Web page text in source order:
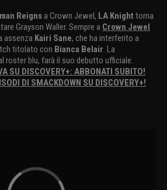
Reigns a Crown Jewel, LA Knight torna
Grayson Waller. Sempre a Crown Jewel
assenza Kairi Sane, che ha interferito a
titolato con Bianca Belair. La
roster blu, farà il suo debutto ufficiale.
SU DISCOVERY+: ABBONATI SUBITO!
DI SMACKDOWN SU DISCOVERY+!